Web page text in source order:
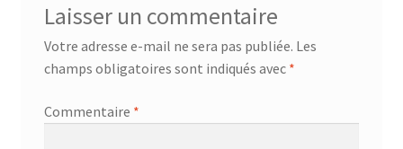
Laisser un commentaire
Votre adresse e-mail ne sera pas publiée. Les
champs obligatoires sont indiqués avec *
Commentaire *